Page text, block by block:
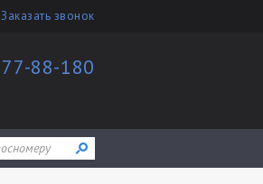
Заказать звонок
77-88-180